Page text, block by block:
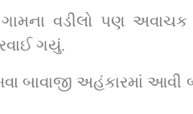
ગામના વડીલો પણ
ગયું.
બાવાજી અહંકારમાં આવી